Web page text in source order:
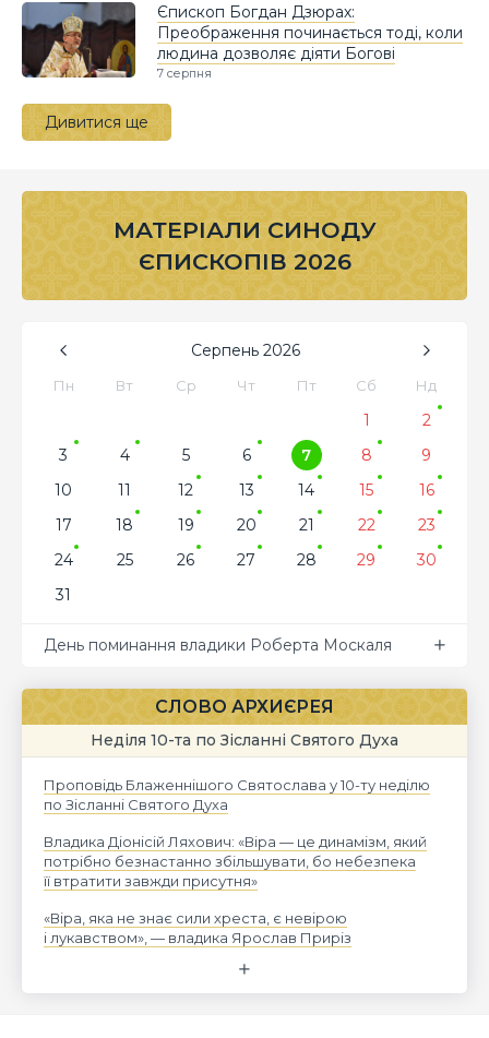
Єпископ Богдан Дзюрах:
Преображення починається тоді, коли
людина дозволяє діяти Богові
7 серпня
Дивитися ще
МАТЕРІАЛИ СИНОДУ
ЄПИСКОПІВ 2026
Серпень 2026
Пн Вт Ср Чт Пт Сб Нд
1
2
3
4 5 6 7 8
9
10
11 12 13 14 15
16
17
18 19 20 21 22
23
24
25 26 27 28 29
30
31
День поминання владики Роберта Москаля
СЛОВО АРХИЄРЕЯ
Неділя 10-та по Зісланні Святого Духа
Проповідь Блаженнішого Святослава у 10-ту неділю
по Зісланні Святого Духа
Владика Діонісій Ляхович: «Віра — це динамізм, який
потрібно безнастанно збільшувати, бо небезпека
її втратити завжди присутня»
«Віра, яка не знає сили хреста, є невірою
і лукавством», — владика Ярослав Приріз